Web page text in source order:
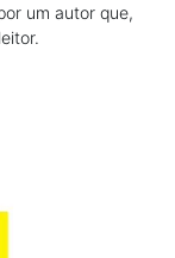
um autor que,